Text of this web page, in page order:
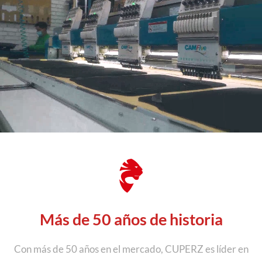
Más de 50 años de historia
Con más de 50 años en el mercado, CUPERZ es líder en